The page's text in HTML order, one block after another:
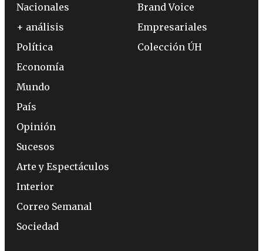
Nacionales
+ análisis
Política
Economía
Mundo
País
Opinión
Sucesos
Arte y Espectáculos
Interior
Correo Semanal
Sociedad
Brand Voice
Empresariales
Colección ÚH